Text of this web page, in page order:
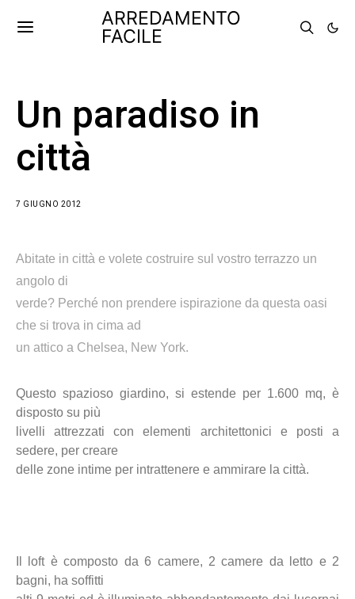
ARREDAMENTO
FACILE
Un paradiso in
città
7 GIUGNO 2012
Abitate in città e volete costruire sul vostro terrazzo un
angolo di
verde? Perché non prendere ispirazione da questa oasi
che si trova in cima ad
un attico a Chelsea, New York.
Questo spazioso giardino, si estende per 1.600 mq, è
disposto su più
livelli attrezzati con elementi architettonici e posti a
sedere, per creare
delle zone intime per intrattenere e ammirare la città.
Il loft è composto da 6 camere, 2 camere da letto e 2
bagni, ha soffitti